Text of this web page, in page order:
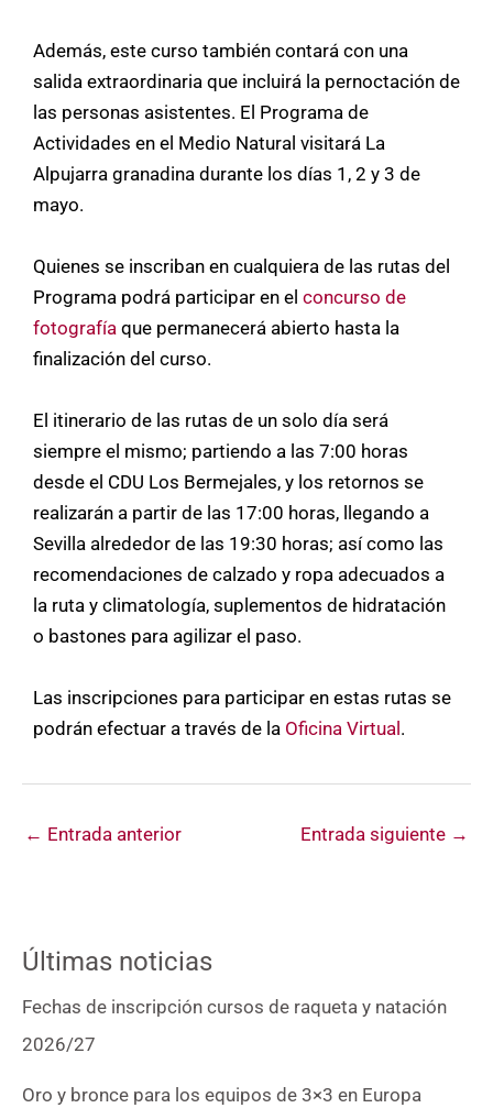
Además, este curso también contará con una
salida extraordinaria que incluirá la pernoctación de
las personas asistentes. El Programa de
Actividades en el Medio Natural visitará La
Alpujarra granadina durante los días 1, 2 y 3 de
mayo.
Quienes se inscriban en cualquiera de las rutas del
Programa podrá participar en el concurso de
fotografía que permanecerá abierto hasta la
finalización del curso.
El itinerario de las rutas de un solo día será
siempre el mismo; partiendo a las 7:00 horas
desde el CDU Los Bermejales, y los retornos se
realizarán a partir de las 17:00 horas, llegando a
Sevilla alrededor de las 19:30 horas; así como las
recomendaciones de calzado y ropa adecuados a
la ruta y climatología, suplementos de hidratación
o bastones para agilizar el paso.
Las inscripciones para participar en estas rutas se
podrán efectuar a través de la Oficina Virtual .
← Entrada anterior Entrada siguiente →
Últimas noticias
Fechas de inscripción cursos de raqueta y natación
2026/27
Oro y bronce para los equipos de 3×3 en Europa